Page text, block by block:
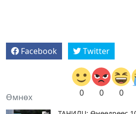
Facebook Twitter
0 0 0
Өмнөх